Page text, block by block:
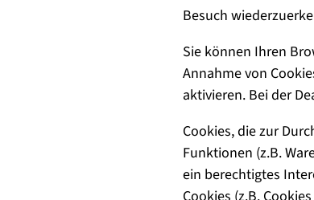
Besuch
Sie können Ihren
Annahme von
aktivieren. Bei der
Cookies, die zur
Funktionen (z.B.
ein berechtigtes
Cookies (z.B.